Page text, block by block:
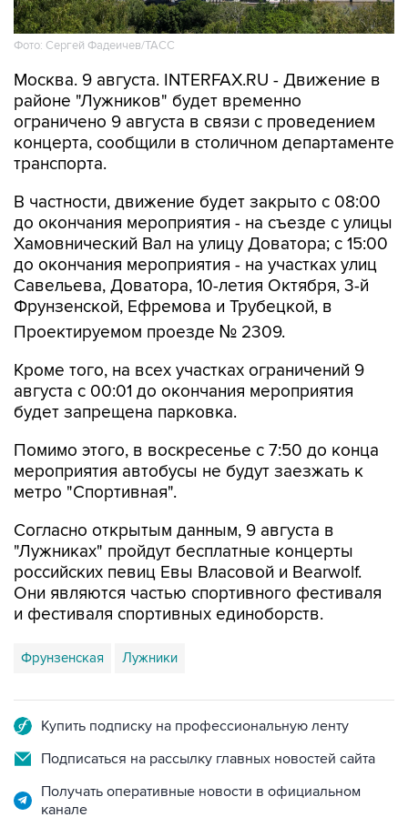
Фото: Сергей Фадеичев/ТАСС
Москва. 9 августа. INTERFAX.RU - Движение в
районе "Лужников" будет временно
ограничено 9 августа в связи с проведением
концерта, сообщили в столичном департаменте
транспорта.
В частности, движение будет закрыто с 08:00
до окончания мероприятия - на съезде с улицы
Хамовнический Вал на улицу Доватора; с 15:00
до окончания мероприятия - на участках улиц
Савельева, Доватора, 10-летия Октября, 3-й
Фрунзенской, Ефремова и Трубецкой, в
Проектируемом проезде № 2309.
Кроме того, на всех участках ограничений 9
августа с 00:01 до окончания мероприятия
будет запрещена парковка.
Помимо этого, в воскресенье с 7:50 до конца
мероприятия автобусы не будут заезжать к
метро "Спортивная".
Согласно открытым данным, 9 августа в
"Лужниках" пройдут бесплатные концерты
российских певиц Евы Власовой и Bearwolf.
Они являются частью спортивного фестиваля
и фестиваля спортивных единоборств.
Фрунзенская Лужники
Купить подписку на профессиональную ленту
Подписаться на рассылку главных новостей сайта
Получать оперативные новости в официальном
канале